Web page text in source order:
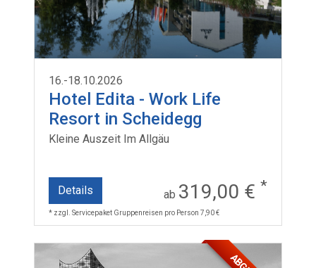
16.-18.10.2026
Hotel Edita - Work Life
Resort in Scheidegg
Kleine Auszeit Im Allgäu
Details ab 319,00 € *
* zzgl. Servicepaket Gruppenreisen pro Person 7,90 €